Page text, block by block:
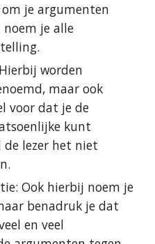
je argumenten
noem je alle
worden
maar ook
voor dat je de
kunt
de lezer het niet
Ook hierbij noem je
benadruk je dat
en veel